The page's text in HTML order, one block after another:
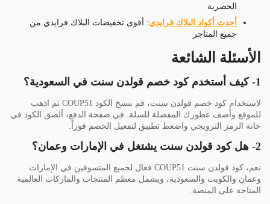
الحصرية
أحدث أكواد البلاك فرايدي: أقوى تخفيضات البلاك فرايدي من
جميع المتاجر
الأسئلة الشائعة
1- كيف أستخدم كود خصم قولدن سنت في السعودية؟
لاستخدام كود خصم قولدن سنت، قم بنسخ الكود COUP51 ثم اذهب
للموقع وأضف عطورك المفضلة للسلة. في صفحة الدفع، ألصق الكود في
خانة الرمز الترويجي واضغط تطبيق لتفعيل الخصم فوراً.
2- هل كود قولدن سنت يشتغل في الإمارات وعمان؟
نعم، كود قولدن سنت COUP51 فعال لجميع المتسوقين في الإمارات
وعمان والكويت والسعودية، ويشمل معظم المنتجات والماركات العالمية
المتاحة على المنصة.